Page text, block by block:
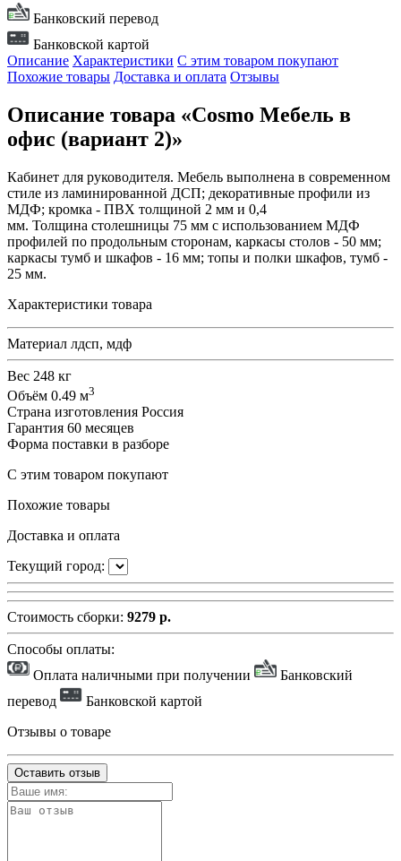
Банковский перевод
Банковской картой
Описание Характеристики С этим товаром покупают
Похожие товары Доставка и оплата Отзывы
Описание товара «Cosmo Мебель в
офис (вариант 2)»
Кабинет для руководителя. Мебель выполнена в современном
стиле из ламинированной ДСП; декоративные профили из
МДФ; кромка - ПВХ толщиной 2 мм и 0,4
мм. Толщина столешницы 75 мм с использованием МДФ
профилей по продольным сторонам, каркасы столов - 50 мм;
каркасы тумб и шкафов - 16 мм; топы и полки шкафов, тумб -
25 мм.
Характеристики товара
Материал лдсп, мдф
Вес 248 кг
Объём 0.49 м3
Страна изготовления Россия
Гарантия 60 месяцев
Форма поставки в разборе
С этим товаром покупают
Похожие товары
Доставка и оплата
Текущий город:
Стоимость сборки: 9279 р.
Способы оплаты:
Оплата наличными при получении
Банковский
перевод
Банковской картой
Отзывы о товаре
Оставить отзыв